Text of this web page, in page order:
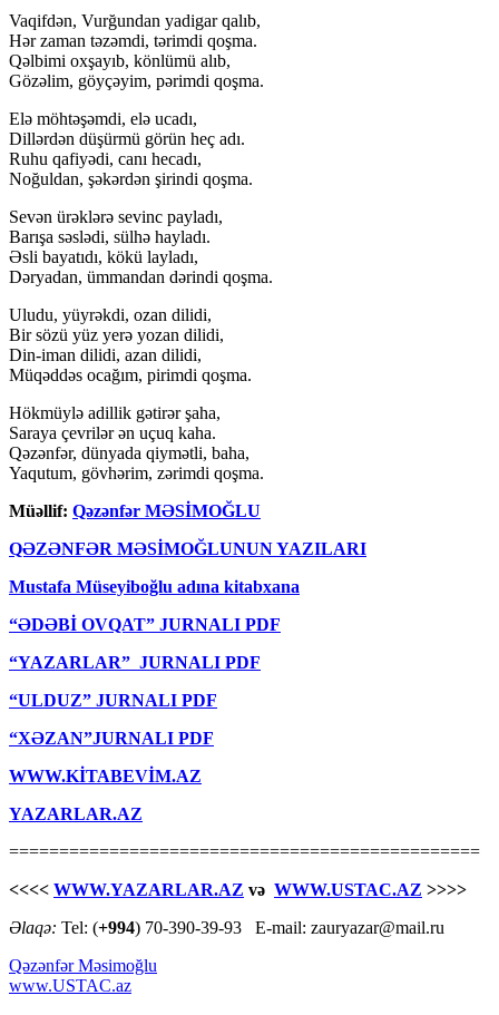
Vaqifdən, Vurğundan yadigar qalıb,
Hər zaman təzəmdi, tərimdi qoşma.
Qəlbimi oxşayıb, könlümü alıb,
Gözəlim, göyçəyim, pərimdi qoşma.
Elə möhtəşəmdi, elə ucadı,
Dillərdən düşürmü görün heç adı.
Ruhu qafiyədi, canı hecadı,
Noğuldan, şəkərdən şirindi qoşma.
Sevən ürəklərə sevinc payladı,
Barışa səslədi, sülhə hayladı.
Əsli bayatıdı, kökü layladı,
Dəryadan, ümmandan dərindi qoşma.
Uludu, yüyrəkdi, ozan dilidi,
Bir sözü yüz yerə yozan dilidi,
Din-iman dilidi, azan dilidi,
Müqəddəs ocağım, pirimdi qoşma.
Hökmüylə adillik gətirər şaha,
Saraya çevrilər ən uçuq kaha.
Qəzənfər, dünyada qiymətli, baha,
Yaqutum, gövhərim, zərimdi qoşma.
Müəllif: Qəzənfər MƏSİMOĞLU
QƏZƏNFƏR MƏSİMOĞLUNUN YAZILARI
Mustafa Müseyiboğlu adına kitabxana
“ƏDƏBİ OVQAT” JURNALI PDF
“YAZARLAR” JURNALI PDF
“ULDUZ” JURNALI PDF
“XƏZAN”JURNALI PDF
WWW.KİTABEVİM.AZ
YAZARLAR.AZ
===============================================
<<<< WWW.YAZARLAR.AZ və WWW.USTAC.AZ >>>>
Əlaqə: Tel: (+994) 70-390-39-93 E-mail: zauryazar@mail.ru
Qəzənfər Məsimoğlu
www.USTAC.az